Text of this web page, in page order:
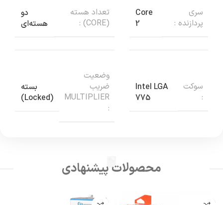
سری
پردازنده :
Core
2
تعداد هسته
(CORE) :
دو
هسته‌ای
سوکت
:
Intel LGA
775
وضعیت
ضریب
MULTIPLIER
:
بسته
(Locked)
محصولات پیشنهادی